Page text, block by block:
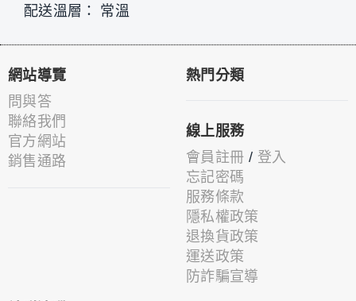
配送溫層： 常溫
網站導覽
問與答
聯絡我們
官方網站
銷售通路
熱門分類
線上服務
會員註冊 / 登入
忘記密碼
服務條款
隱私權政策
退換貨政策
運送政策
防詐騙宣導